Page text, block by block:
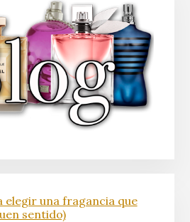
elegir una fragancia que
sentido)